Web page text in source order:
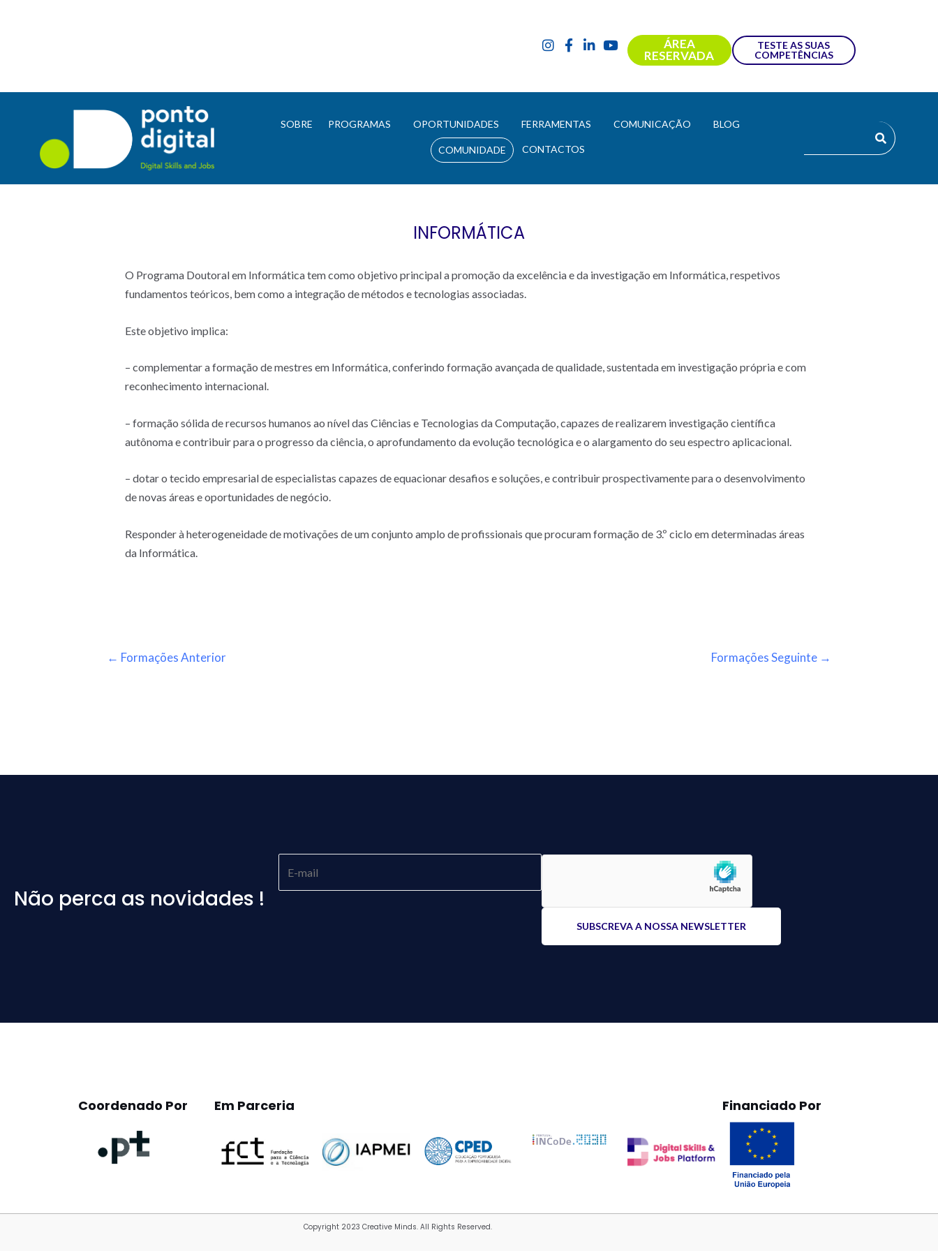
ÁREA
RESERVADA
TESTE AS SUAS
COMPETÊNCIAS
SOBRE PROGRAMAS OPORTUNIDADES FERRAMENTAS COMUNICAÇÃO BLOG
COMUNIDADE CONTACTOS
INFORMÁTICA
O Programa Doutoral em Informática tem como objetivo principal a promoção da excelência e da investigação em Informática, respetivos
fundamentos teóricos, bem como a integração de métodos e tecnologias associadas.
Este objetivo implica:
– complementar a formação de mestres em Informática, conferindo formação avançada de qualidade, sustentada em investigação própria e com
reconhecimento internacional.
– formação sólida de recursos humanos ao nível das Ciências e Tecnologias da Computação, capazes de realizarem investigação científica
autônoma e contribuir para o progresso da ciência, o aprofundamento da evolução tecnológica e o alargamento do seu espectro aplicacional.
– dotar o tecido empresarial de especialistas capazes de equacionar desafios e soluções, e contribuir prospectivamente para o desenvolvimento
de novas áreas e oportunidades de negócio.
Responder à heterogeneidade de motivações de um conjunto amplo de profissionais que procuram formação de 3.º ciclo em determinadas áreas
da Informática.
← Formações Anterior Formações Seguinte →
Não perca as novidades !
Coordenado Por Em Parceria Financiado Por
Copyright 2023 Creative Minds. All Rights Reserved.